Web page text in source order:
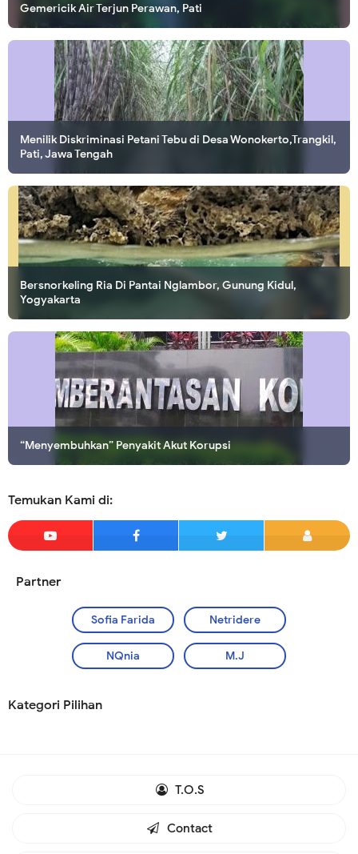
Gemericik Air Terjun Perawan, Pati
Menilik Diskriminasi Petani Tebu di Desa Wonokerto,Trangkil,
Pati, Jawa Tengah
Bersnorkeling Ria Di Pantai Nglambor, Gunung Kidul,
Yogyakarta
“Menyembuhkan” Penyakit Akut Korupsi
Membuka Pintu Surga dengan Memelihara Anak Yatim
Temukan Kami di:
Partner
Sofia Farida Netridere
NQnia M.J
Kategori Pilihan
T.O.S
Contact